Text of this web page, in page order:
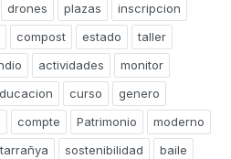
drones plazas
inscripcion
compost estado
taller
actividades
monitor
curso
genero
compte Patrimonio
moderno
sostenibilidad
baile